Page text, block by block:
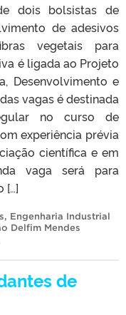
dois bolsistas de
de adesivos
vegetais para
é ligada ao Projeto
Desenvolvimento e
vagas é destinada
no curso de
experiência prévia
científica e em
vaga será para
[…]
, Engenharia Industrial
Delfim Mendes
de